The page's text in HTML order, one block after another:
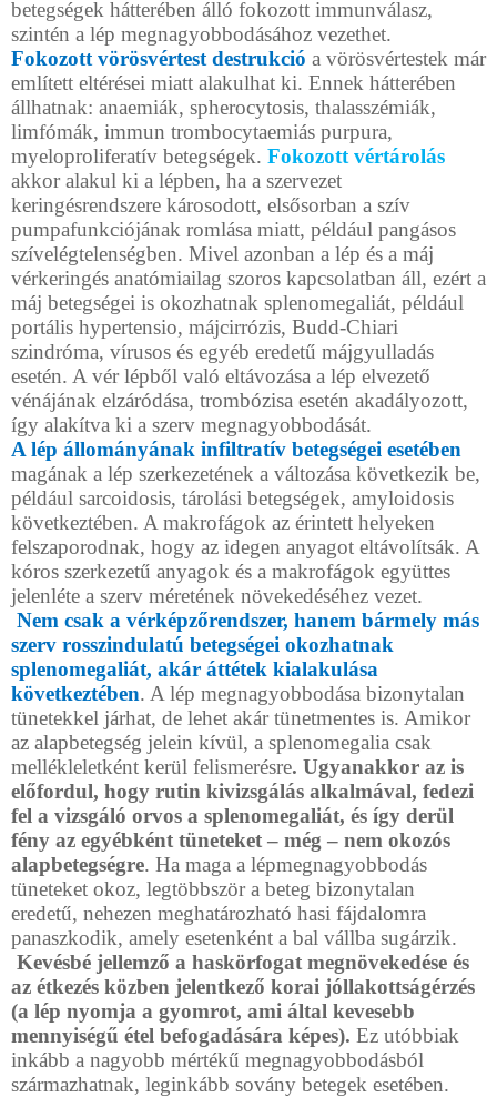
betegségek hátterében álló fokozott immunválasz,
szintén a lép megnagyobbodásához vezethet.
Fokozott vörösvértest destrukció a vörösvértestek már
említett eltérései miatt alakulhat ki. Ennek hátterében
állhatnak: anaemiák, spherocytosis, thalasszémiák,
limfómák, immun trombocytaemiás purpura,
myeloproliferatív betegségek. Fokozott vértárolás
akkor alakul ki a lépben, ha a szervezet
keringésrendszere károsodott, elsősorban a szív
pumpafunkciójának romlása miatt, például pangásos
szívelégtelenségben. Mivel azonban a lép és a máj
vérkeringés anatómiailag szoros kapcsolatban áll, ezért a
máj betegségei is okozhatnak splenomegaliát, például
portális hypertensio, májcirrózis, Budd-Chiari
szindróma, vírusos és egyéb eredetű májgyulladás
esetén. A vér lépből való eltávozása a lép elvezető
vénájának elzáródása, trombózisa esetén akadályozott,
így alakítva ki a szerv megnagyobbodását.
A lép állományának infiltratív betegségei esetében
magának a lép szerkezetének a változása következik be,
például sarcoidosis, tárolási betegségek, amyloidosis
következtében. A makrofágok az érintett helyeken
felszaporodnak, hogy az idegen anyagot eltávolítsák. A
kóros szerkezetű anyagok és a makrofágok együttes
jelenléte a szerv méretének növekedéséhez vezet.
Nem csak a vérképzőrendszer, hanem bármely más
szerv rosszindulatú betegségei okozhatnak
splenomegaliát, akár áttétek kialakulása
következtében. A lép megnagyobbodása bizonytalan
tünetekkel járhat, de lehet akár tünetmentes is. Amikor
az alapbetegség jelein kívül, a splenomegalia csak
mellékleletként kerül felismerésre. Ugyanakkor az is
előfordul, hogy rutin kivizsgálás alkalmával, fedezi
fel a vizsgáló orvos a splenomegaliát, és így derül
fény az egyébként tüneteket – még – nem okozós
alapbetegségre. Ha maga a lépmegnagyobbodás
tüneteket okoz, legtöbbször a beteg bizonytalan
eredetű, nehezen meghatározható hasi fájdalomra
panaszkodik, amely esetenként a bal vállba sugárzik.
Kevésbé jellemző a haskörfogat megnövekedése és
az étkezés közben jelentkező korai jóllakottságérzés
(a lép nyomja a gyomrot, ami által kevesebb
mennyiségű étel befogadására képes). Ez utóbbiak
inkább a nagyobb mértékű megnagyobbodásból
származhatnak, leginkább sovány betegek esetében.